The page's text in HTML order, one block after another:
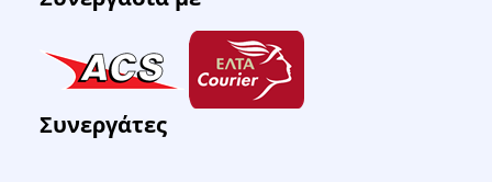
Συνεργάτες